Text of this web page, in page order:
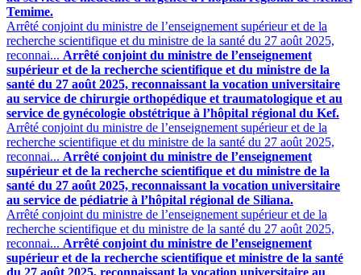
Temime.
Arrêté conjoint du ministre de l’enseignement supérieur et de la
recherche scientifique et du ministre de la santé du 27 août 2025,
reconnai... Arrêté conjoint du ministre de l’enseignement
supérieur et de la recherche scientifique et du ministre de la
santé du 27 août 2025, reconnaissant la vocation universitaire
au service de chirurgie orthopédique et traumatologique et au
service de gynécologie obstétrique à l’hôpital régional du Kef.
Arrêté conjoint du ministre de l’enseignement supérieur et de la
recherche scientifique et du ministre de la santé du 27 août 2025,
reconnai... Arrêté conjoint du ministre de l’enseignement
supérieur et de la recherche scientifique et du ministre de la
santé du 27 août 2025, reconnaissant la vocation universitaire
au service de pédiatrie à l’hôpital régional de Siliana.
Arrêté conjoint du ministre de l’enseignement supérieur et de la
recherche scientifique et du ministre de la santé du 27 août 2025,
reconnai... Arrêté conjoint du ministre de l’enseignement
supérieur et de la recherche scientifique et ministre de la santé
du 27 août 2025, reconnaissant la vocation universitaire au